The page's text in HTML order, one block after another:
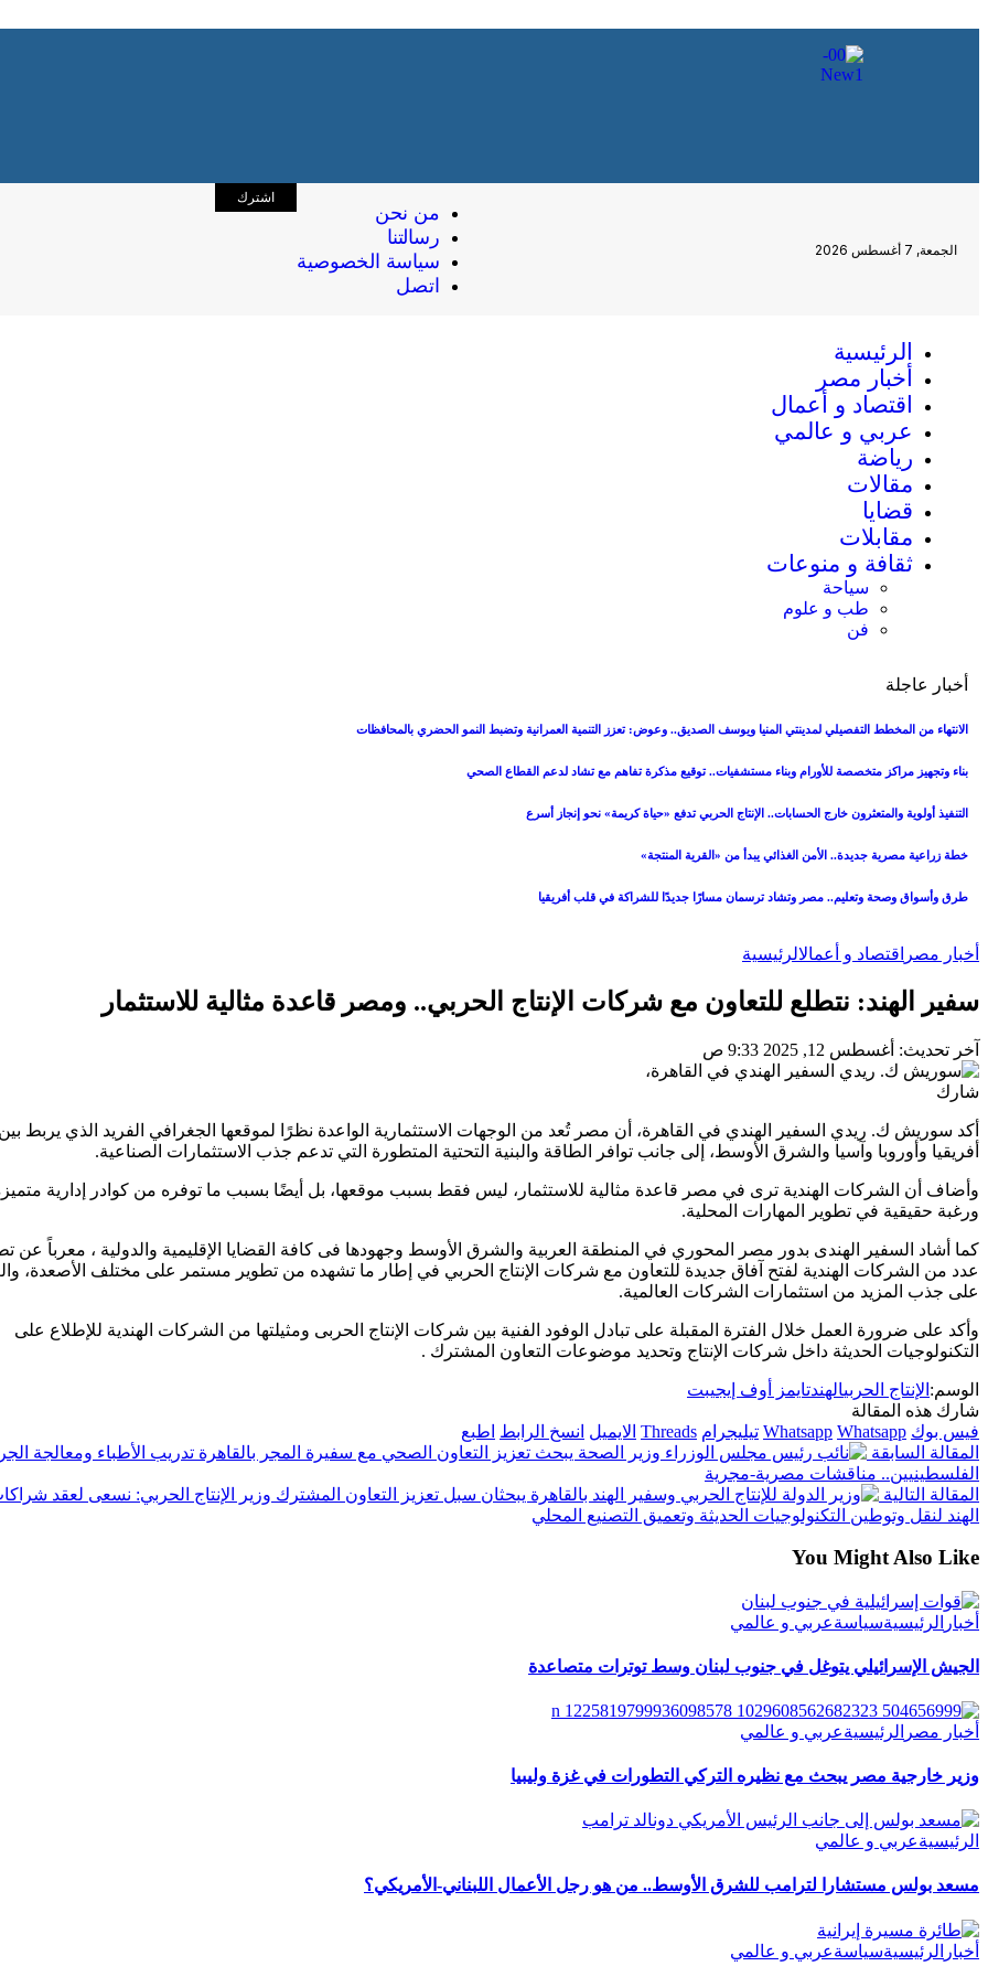
الجمعة, 7 أغسطس 2026
من نحن
رسالتنا
سياسة الخصوصية
اتصل
اشترك
الرئيسية
أخبار مصر
اقتصاد و أعمال
عربي و عالمي
رياضة
مقالات
قضايا
مقابلات
ثقافة و منوعات
سياحة
طب و علوم
فن
أخبار عاجلة
الانتهاء من المخطط التفصيلي لمدينتي المنيا ويوسف الصديق.. وعوض: تعزز التنمية العمرانية وتضبط النمو الحضري بالمحافظات
بناء وتجهيز مراكز متخصصة للأورام وبناء مستشفيات.. توقيع مذكرة تفاهم مع تشاد لدعم القطاع الصحي
التنفيذ أولوية والمتعثرون خارج الحسابات.. الإنتاج الحربي تدفع «حياة كريمة» نحو إنجاز أسرع
خطة زراعية مصرية جديدة.. الأمن الغذائي يبدأ من «القرية المنتجة»
طرق وأسواق وصحة وتعليم.. مصر وتشاد ترسمان مسارًا جديدًا للشراكة في قلب أفريقيا
أخبار مصر اقتصاد و أعمالالرئيسية
سفير الهند: نتطلع للتعاون مع شركات الإنتاج الحربي.. ومصر قاعدة مثالية للاستثمار
آخر تحديث: أغسطس 12, 2025 9:33 ص
شارك
أكد سوريش ك. ريدي السفير الهندي في القاهرة، أن مصر تُعد من الوجهات الاستثمارية الواعدة نظرًا لموقعها الجغرافي الفريد الذي يربط
أفريقيا وأوروبا وآسيا والشرق الأوسط، إلى جانب توافر الطاقة والبنية التحتية المتطورة التي تدعم جذب الاستثمارات الصناعية.
وأضاف أن الشركات الهندية ترى في مصر قاعدة مثالية للاستثمار، ليس فقط بسبب موقعها، بل أيضًا بسبب ما توفره من كوادر إدارية
ورغبة حقيقية في تطوير المهارات المحلية.
كما أشاد السفير الهندى بدور مصر المحوري في المنطقة العربية والشرق الأوسط وجهودها فى كافة القضايا الإقليمية والدولية ، معرباً عن
عدد من الشركات الهندية لفتح آفاق جديدة للتعاون مع شركات الإنتاج الحربي في إطار ما تشهده من تطوير مستمر على مختلف الأصعدة،
على جذب المزيد من استثمارات الشركات العالمية.
وأكد على ضرورة العمل خلال الفترة المقبلة على تبادل الوفود الفنية بين شركات الإنتاج الحربى ومثيلتها من الشركات الهندية للإطلاع على
التكنولوجيات الحديثة داخل شركات الإنتاج وتحديد موضوعات التعاون المشترك .
الوسم: الإنتاج الحربيالهندتايمز أوف إيجيبت
شارك هذه المقالة
فيس بوك
Whatsapp Whatsapp تيليجرام Threads الايميل انسخ الرابط اطبع
المقالة السابقة
تدريب الأطباء ومعالجة
الفلسطينيين.. مناقشات مصرية-مجرية
المقالة التالية
وزير الإنتاج الحربي: نسعى لعقد
الهند لنقل وتوطين التكنولوجيات الحديثة وتعميق التصنيع المحلي
You Might Also Like
أخبار الرئيسيةسياسةعربي و عالمي
الجيش الإسرائيلي يتوغل في جنوب لبنان وسط توترات متصاعدة
أخبار مصر الرئيسيةعربي و عالمي
وزير خارجية مصر يبحث مع نظيره التركي التطورات في غزة وليبيا
الرئيسيةعربي و عالمي
مسعد بولس مستشارا لترامب للشرق الأوسط.. من هو رجل الأعمال اللبناني-الأمريكي؟
أخبار الرئيسيةسياسةعربي و عالمي